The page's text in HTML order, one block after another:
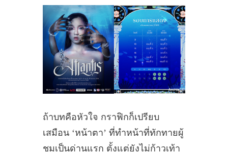
ถ้าบทคือหัวใจ กราฟิกก็เปรียบ
เสมือน ‘หน้าตา’ ที่ทำหน้าที่ทักทายผู้
ชมเป็นด่านแรก ตั้งแต่ยังไม่ก้าวเท้า